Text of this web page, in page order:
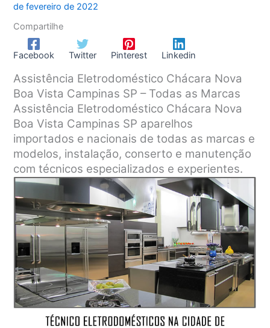
de fevereiro de 2022
Compartilhe
Facebook Twitter Pinterest Linkedin
Assistência Eletrodoméstico Chácara Nova
Boa Vista Campinas SP – Todas as Marcas
Assistência Eletrodoméstico Chácara Nova
Boa Vista Campinas SP aparelhos
importados e nacionais de todas as marcas e
modelos, instalação, conserto e manutenção
com técnicos especializados e experientes.